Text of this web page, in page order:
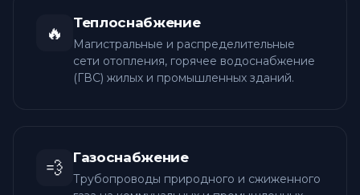
🔥 Теплоснабжение
Магистральные и распределительные
сети отопления, горячее водоснабжение
(ГВС) жилых и промышленных зданий.
💨 Газоснабжение
Трубопроводы природного и сжиженного